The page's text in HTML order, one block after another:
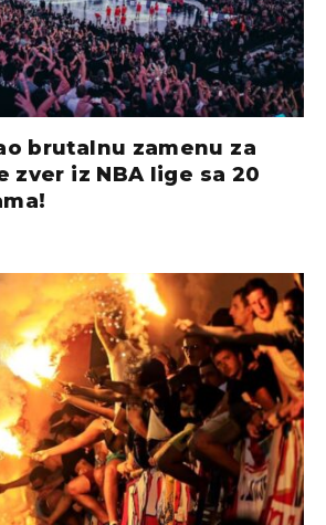
brutalnu zamenu za
zver iz NBA lige sa 20